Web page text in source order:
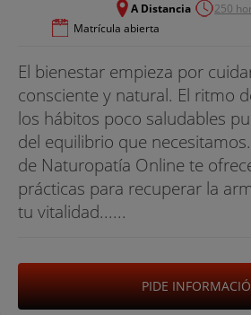
A Distancia
250
Matrícula abierta
El bienestar empieza por
consciente y natural. El ritmo
los hábitos poco saludables
del equilibrio que
de Naturopatía Online te
prácticas para recuperar la
tu vitalidad......
PIDE